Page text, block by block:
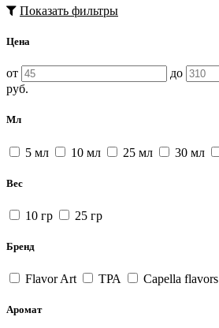
Показать фильтры
Цена
от
до
руб.
Мл
5 мл 10 мл 25 мл 30 мл
Вес
10 гр 25 гр
Бренд
Flavor Art ТРА Capella flavors
Аромат